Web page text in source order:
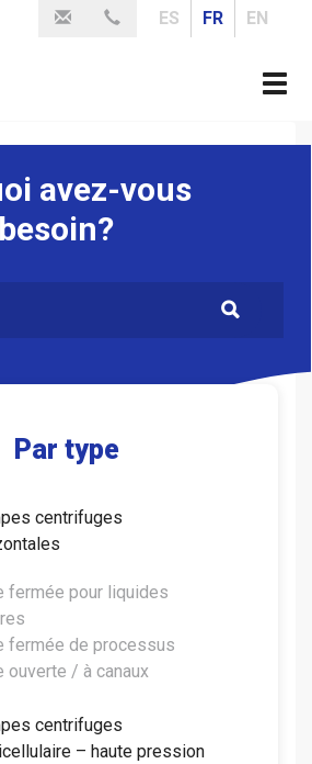
ES FR EN
avez-vous
besoin?
Par type
centrifuges
fermée pour liquides
fermée de processus
ouverte / à canaux
centrifuges
– haute pression